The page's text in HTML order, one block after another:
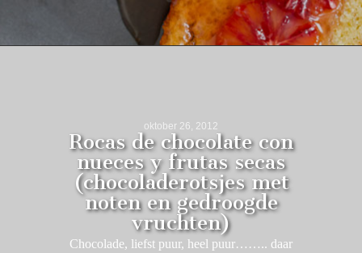
oktober 26, 2012
Rocas de chocolate con
nueces y frutas secas
(chocoladerotsjes met
noten en gedroogde
vruchten)
Chocolade, liefst puur, heel puur…….. daar